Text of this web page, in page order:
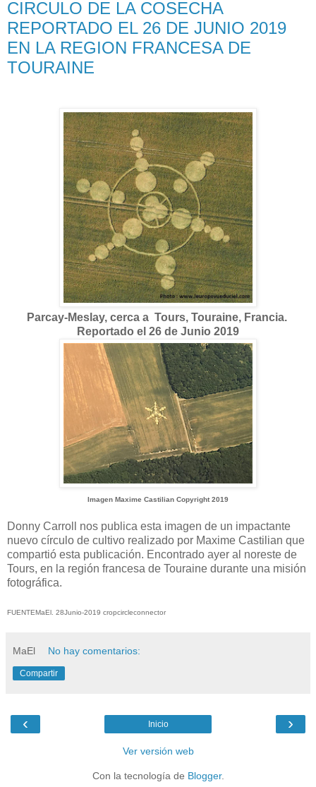
CIRCULO DE LA COSECHA
REPORTADO EL 26 DE JUNIO 2019
EN LA REGION FRANCESA DE
TOURAINE
Parcay-Meslay, cerca a Tours, Touraine, Francia.
Reportado el 26 de Junio 2019
Imagen Maxime Castilian Copyright 2019
Donny Carroll nos publica esta imagen de un impactante
nuevo círculo de cultivo realizado por Maxime Castilian que
compartió esta publicación. Encontrado ayer al noreste de
Tours, en la región francesa de Touraine durante una misión
fotográfica.
FUENTEMaEl. 28Junio-2019 cropcircleconnector
MaEl No hay comentarios:
Compartir
‹ ›
Inicio
Ver versión web
Con la tecnología de Blogger.